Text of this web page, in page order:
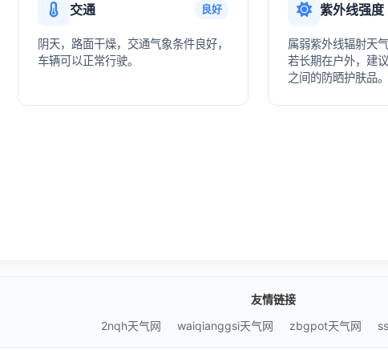
交通 良好
阴天，路面干燥，交通气象条件良好，
车辆可以正常行驶。
紫外线强度
属弱紫外线辐射天
若长期在户外，建
之间的防晒护肤品。
友情链接
2nqh天气网
waiqianggsi天气网 zbgpot天气网